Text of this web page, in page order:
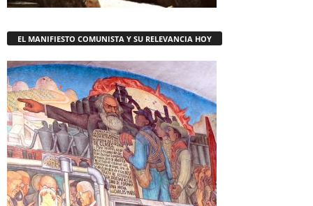
EL MANIFIESTO COMUNISTA Y SU RELEVANCIA HOY